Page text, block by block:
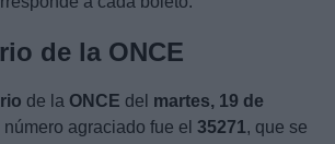
de la ONCE
de la ONCE del martes, 19 de
número agraciado fue el 35271, que se